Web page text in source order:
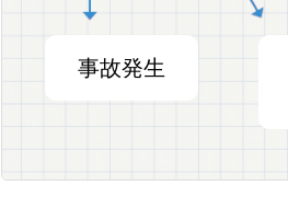
事故発生